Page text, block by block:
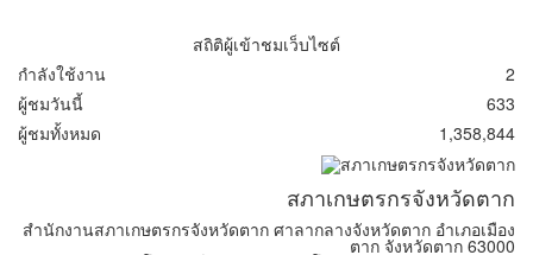
สถิติผู้เข้าชมเว็บไซต์
กำลังใช้งาน
2
ผู้ชมวันนี้
633
ผู้ชมทั้งหมด
1,358,844
สภาเกษตรกรจังหวัดตาก
สำนักงานสภาเกษตรกรจังหวัดตาก ศาลากลางจังหวัดตาก อำเภอเมือง
ตาก จังหวัดตาก 63000